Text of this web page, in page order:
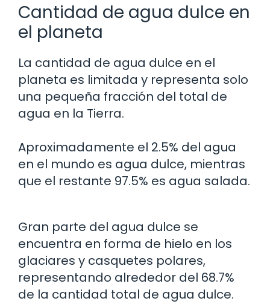
Cantidad de agua dulce en
el planeta
La cantidad de agua dulce en el
planeta es limitada y representa solo
una pequeña fracción del total de
agua en la Tierra.
Aproximadamente el 2.5% del agua
en el mundo es agua dulce, mientras
que el restante 97.5% es agua salada.
Gran parte del agua dulce se
encuentra en forma de hielo en los
glaciares y casquetes polares,
representando alrededor del 68.7%
de la cantidad total de agua dulce.